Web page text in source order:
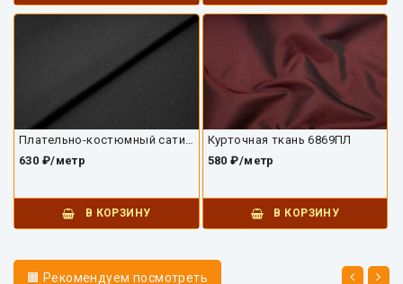
Плательно-костюмный сатин 10141ХП-01
630 ₽/метр
В КОРЗИНУ
Курточная ткань 6869ПЛ
580 ₽/метр
В КОРЗИНУ
🟧 Рекомендуем посмотреть